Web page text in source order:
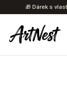
na
obsah
🎁 Dárek s